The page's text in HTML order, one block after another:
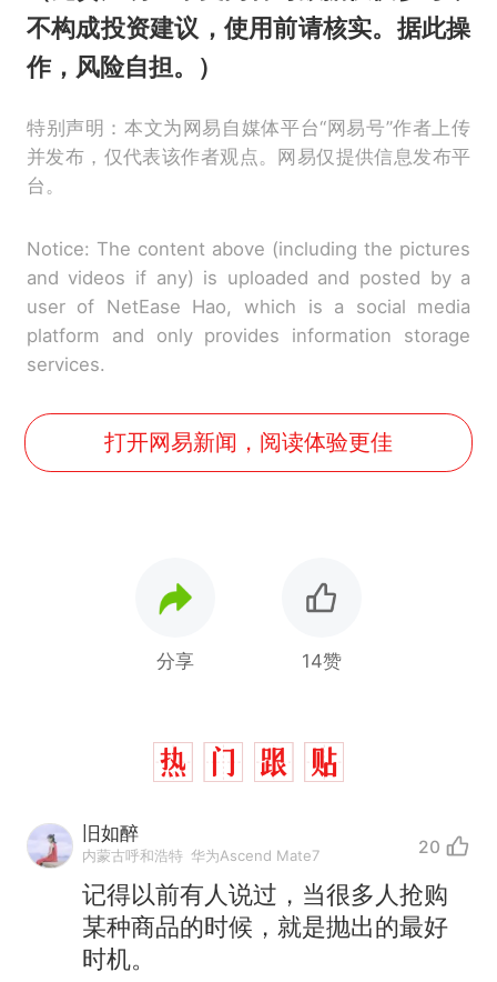
不构成投资建议，使用前请核实。据此操
作，风险自担。）
特别声明：本文为网易自媒体平台“网易号”作者上传
并发布，仅代表该作者观点。网易仅提供信息发布平
台。
Notice: The content above (including the pictures
and videos if any) is uploaded and posted by a
user of NetEase Hao, which is a social media
platform and only provides information storage
services.
打开网易新闻，阅读体验更佳
分享 14赞
旧如醉
内蒙古呼和浩特 华为Ascend Mate7 20
记得以前有人说过，当很多人抢购
某种商品的时候，就是抛出的最好
时机。